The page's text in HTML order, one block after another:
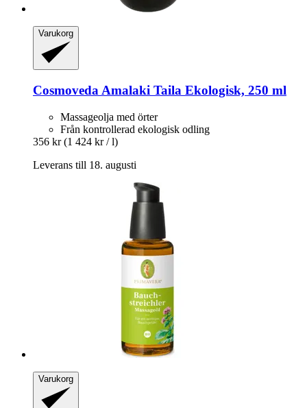
Varukorg
Cosmoveda Amalaki Taila Ekologisk, 250 ml
Massageolja med örter
Från kontrollerad ekologisk odling
356 kr (1 424 kr / l)
Leverans till 18. augusti
Varukorg